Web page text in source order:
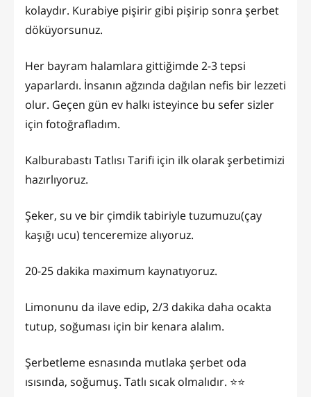
kolaydır. Kurabiye pişirir gibi pişirip sonra şerbet
döküyorsunuz.
Her bayram halamlara gittiğimde 2-3 tepsi
yaparlardı. İnsanın ağzında dağılan nefis bir lezzeti
olur. Geçen gün ev halkı isteyince bu sefer sizler
için fotoğrafladım.
Kalburabastı Tatlısı Tarifi için ilk olarak şerbetimizi
hazırlıyoruz.
Şeker, su ve bir çimdik tabiriyle tuzumuzu(çay
kaşığı ucu) tenceremize alıyoruz.
20-25 dakika maximum kaynatıyoruz.
Limonunu da ilave edip, 2/3 dakika daha ocakta
tutup, soğuması için bir kenara alalım.
Şerbetleme esnasında mutlaka şerbet oda
ısısında, soğumuş. Tatlı sıcak olmalıdır. ⭐️⭐️